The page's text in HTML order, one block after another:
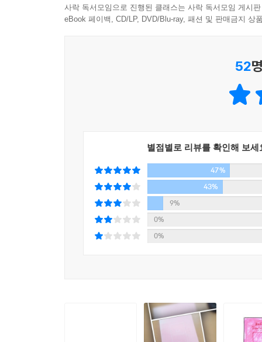
여자다. 입이 거칠고 고독과 소외에 몸부림치고
와 친구는 되고 싶지 않은 것 같아요. 안 그런가
가끔은 대담한 사람들, 혹은 무신경한 사람들이
이고 똑똑하신 분이잖아요.” 그렇다면 비만의 유
사람도 있다. 나는 어떻게 대답해야 할지 전혀 모
다. ---「뚱뚱한 사람들이 사는 법」중에서
강간 유머는 여성들이 아직도 평등한 존재가 아
고 대중의 담화의 소재가 되는 것처럼 다른 이슈
듣거나 “페미니스트” 딱지가 붙는데 이 딱지는 최
농담에 관하여」중에서
가 하면 원치 않는 육아 조언을 하기도 하고 예정
사람도당신이 임신을 했다는 이유만으로 그런 정
강연인 [나쁜 페미니스트의 고백]에서 그는 이
페미니스트가 되는 것이 두렵고 불편하더라도, ‘
여성 혐오와 강간 문화와 남성이 기준이 되는 사회
이 책을 읽으며 발견하게 되는 지점은 미국에서
현실에 대해서, 뚱뚱한 사람들이 사는 법을 통해
사회는 변하지 않았다는 것을, 더 바뀌어야 한다는
흑인 여성이 포착한 백인 중산층 여성 중심의 페미
백인이 만든 [헬프]는 공상과학영화다, 쿠엔틴 타
있었음을, 대중문화는 여전히 백인들이 중심이
통해 목격할 수 있다. 이 책의 진정성은 록산 게이
사락 독서모임으로 진행된 클래스는 사락 독서모임 게시
eBook 페이백, CD/LP, DVD/Blu-ray, 패션 및 판매금지 상
52
별점별로 리뷰를 확인해 보세
47%
43%
9%
0%
0%